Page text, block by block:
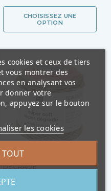
CHOISISSEZ UNE
OPTION
DÉGRADÉ
cookies et ceux de tiers
vous montrer des
en analysant vos
donner votre
appuyez sur le bouton
les cookies
TOUT